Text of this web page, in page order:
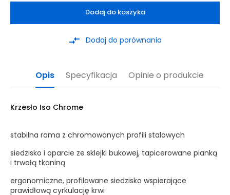
Dodaj do koszyka
compare_arrows Dodaj do porównania
Opis Specyfikacja Opinie o produkcie
Krzesło Iso Chrome
stabilna rama z chromowanych profili stalowych
siedzisko i oparcie ze sklejki bukowej, tapicerowane pianką
i trwałą tkaniną
ergonomiczne, profilowane siedzisko wspierające
prawidłową cyrkulację krwi